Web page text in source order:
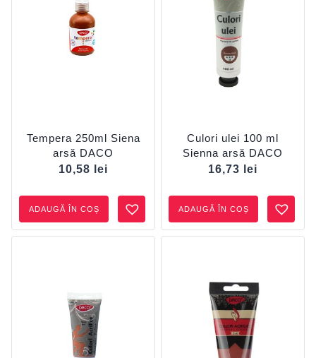
Tempera 250ml Siena
arsă DACO
10,58
lei
ADAUGĂ ÎN COȘ
Culori ulei 100 ml
Sienna arsă DACO
16,73
lei
ADAUGĂ ÎN COȘ